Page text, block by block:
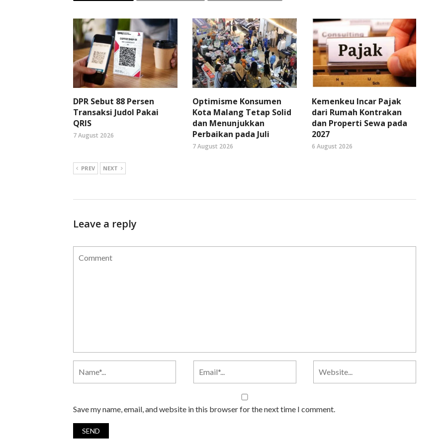
DPR Sebut 88 Persen
Transaksi Judol Pakai
QRIS
7 August 2026
Optimisme Konsumen
Kota Malang Tetap Solid
dan Menunjukkan
Perbaikan pada Juli
7 August 2026
Kemenkeu Incar Pajak
dari Rumah Kontrakan
dan Properti Sewa pada
2027
6 August 2026
PREV NEXT
Leave a reply
Save my name, email, and website in this browser for the next time I comment.